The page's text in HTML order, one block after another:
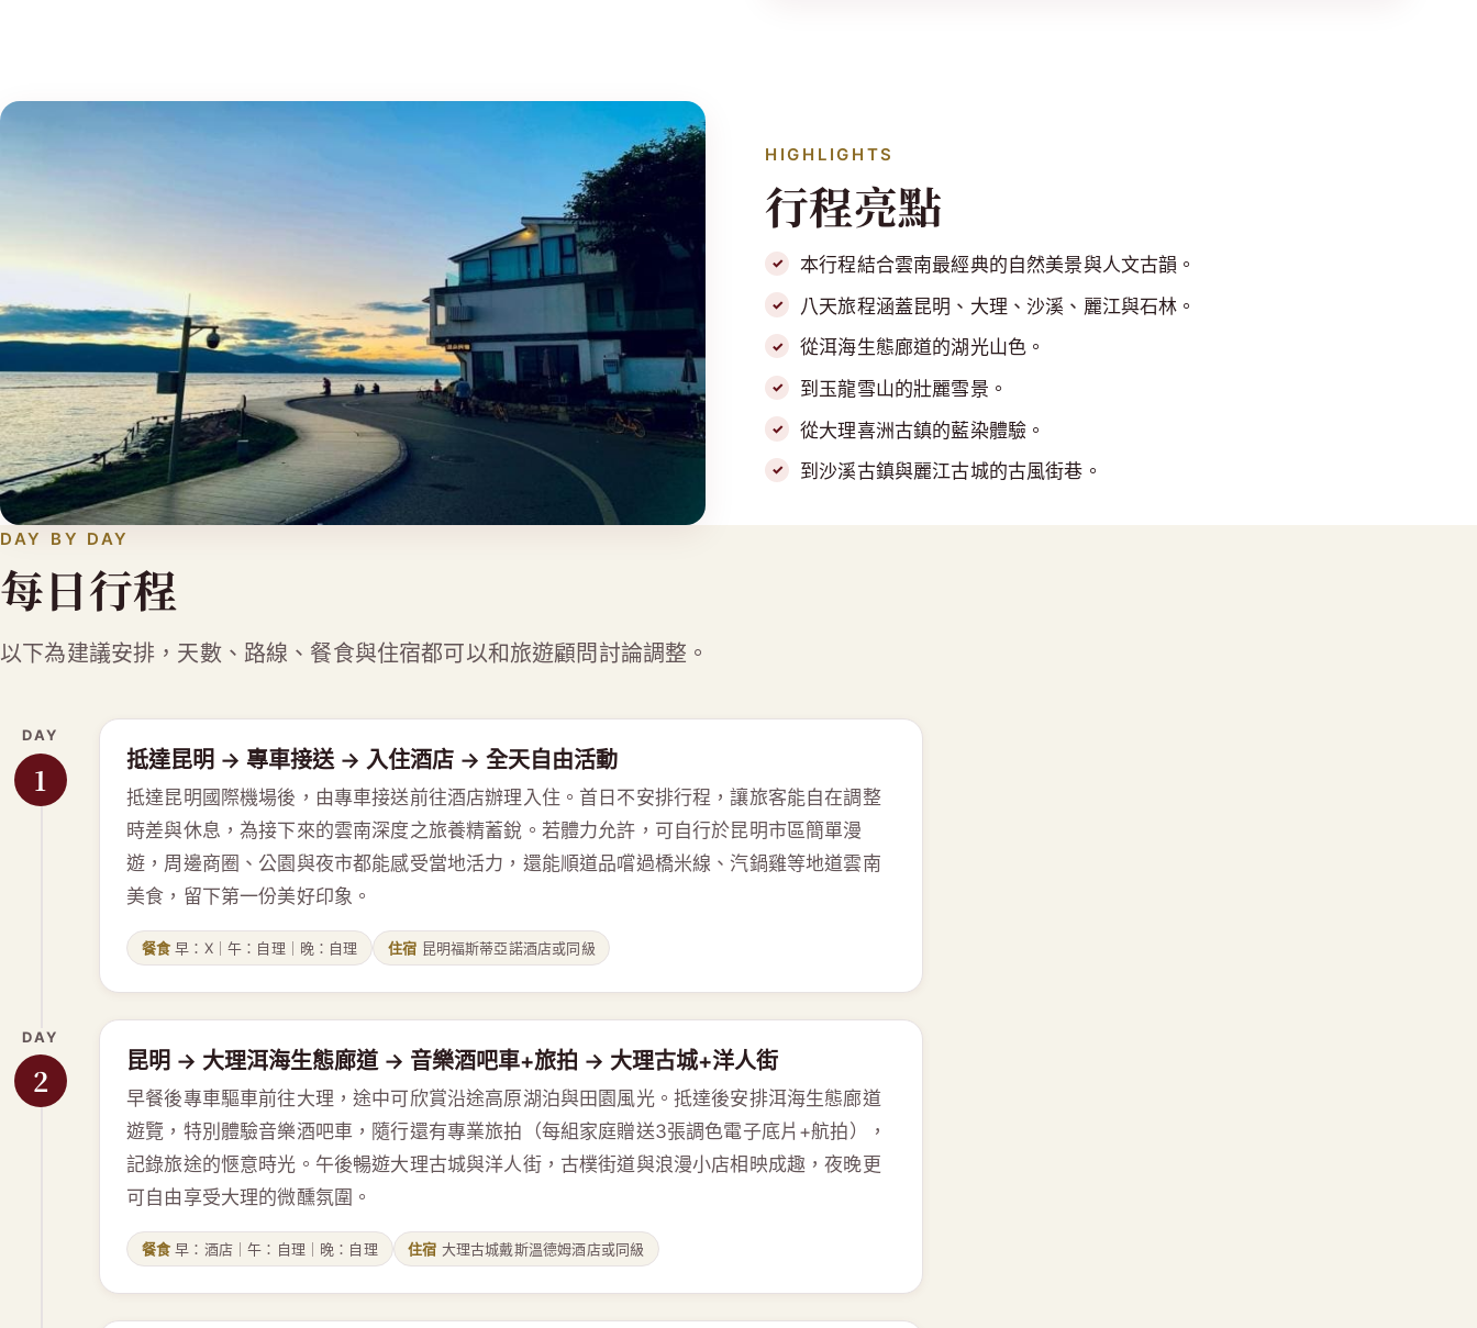
HIGHLIGHTS
行程亮點
本行程結合雲南最經典的自然美景與人文古韻。
八天旅程涵蓋昆明、大理、沙溪、麗江與石林。
從洱海生態廊道的湖光山色。
到玉龍雪山的壯麗雪景。
從大理喜洲古鎮的藍染體驗。
到沙溪古鎮與麗江古城的古風街巷。
DAY BY DAY
每日行程
以下為建議安排，天數、路線、餐食與住宿都可以和旅遊顧問討論調整。
DAY
1
抵達昆明 → 專車接送 → 入住酒店 → 全天自由活動
抵達昆明國際機場後，由專車接送前往酒店辦理入住。首日不安排行程，讓旅客能自在調整
時差與休息，為接下來的雲南深度之旅養精蓄銳。若體力允許，可自行於昆明市區簡單漫
遊，周邊商圈、公園與夜市都能感受當地活力，還能順道品嚐過橋米線、汽鍋雞等地道雲南
美食，留下第一份美好印象。
餐食 早：X｜午：自理｜晚：自理 住宿 昆明福斯蒂亞諾酒店或同級
DAY
2
昆明 → 大理洱海生態廊道 → 音樂酒吧車+旅拍 → 大理古城+洋人街
早餐後專車驅車前往大理，途中可欣賞沿途高原湖泊與田園風光。抵達後安排洱海生態廊道
遊覽，特別體驗音樂酒吧車，隨行還有專業旅拍（每組家庭贈送3張調色電子底片+航拍），
記錄旅途的愜意時光。午後暢遊大理古城與洋人街，古樸街道與浪漫小店相映成趣，夜晚更
可自由享受大理的微醺氛圍。
餐食 早：酒店｜午：自理｜晚：自理 住宿 大理古城戴斯溫德姆酒店或同級